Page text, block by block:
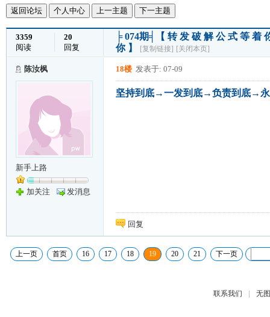
返回论坛 个人中心 上一主题 下一主题
3359
阅读
20
回复
╞ 074期╡【 转 发 破 解 公 式 等
你 】
[复制链接] [关闭本页]
陈汝枫
新手上路
加关注 发消息
18楼 发表于: 07-09
坚持到底→一发到底→负责到底→
回复
上一页 首页 16 17 18 19 20 21 下一页
联系我们 | 无